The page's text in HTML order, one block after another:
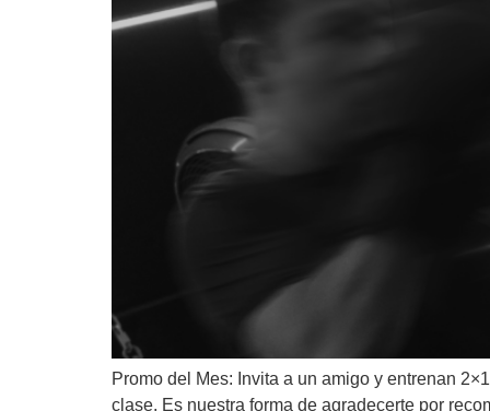
Promo del Mes: Invita a un amigo y entrenan
clase. Es nuestra forma de agradecerte por